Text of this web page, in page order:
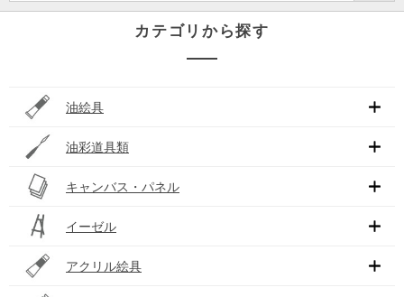
カテゴリから探す
油絵具
油彩道具類
キャンバス・パネル
イーゼル
アクリル絵具